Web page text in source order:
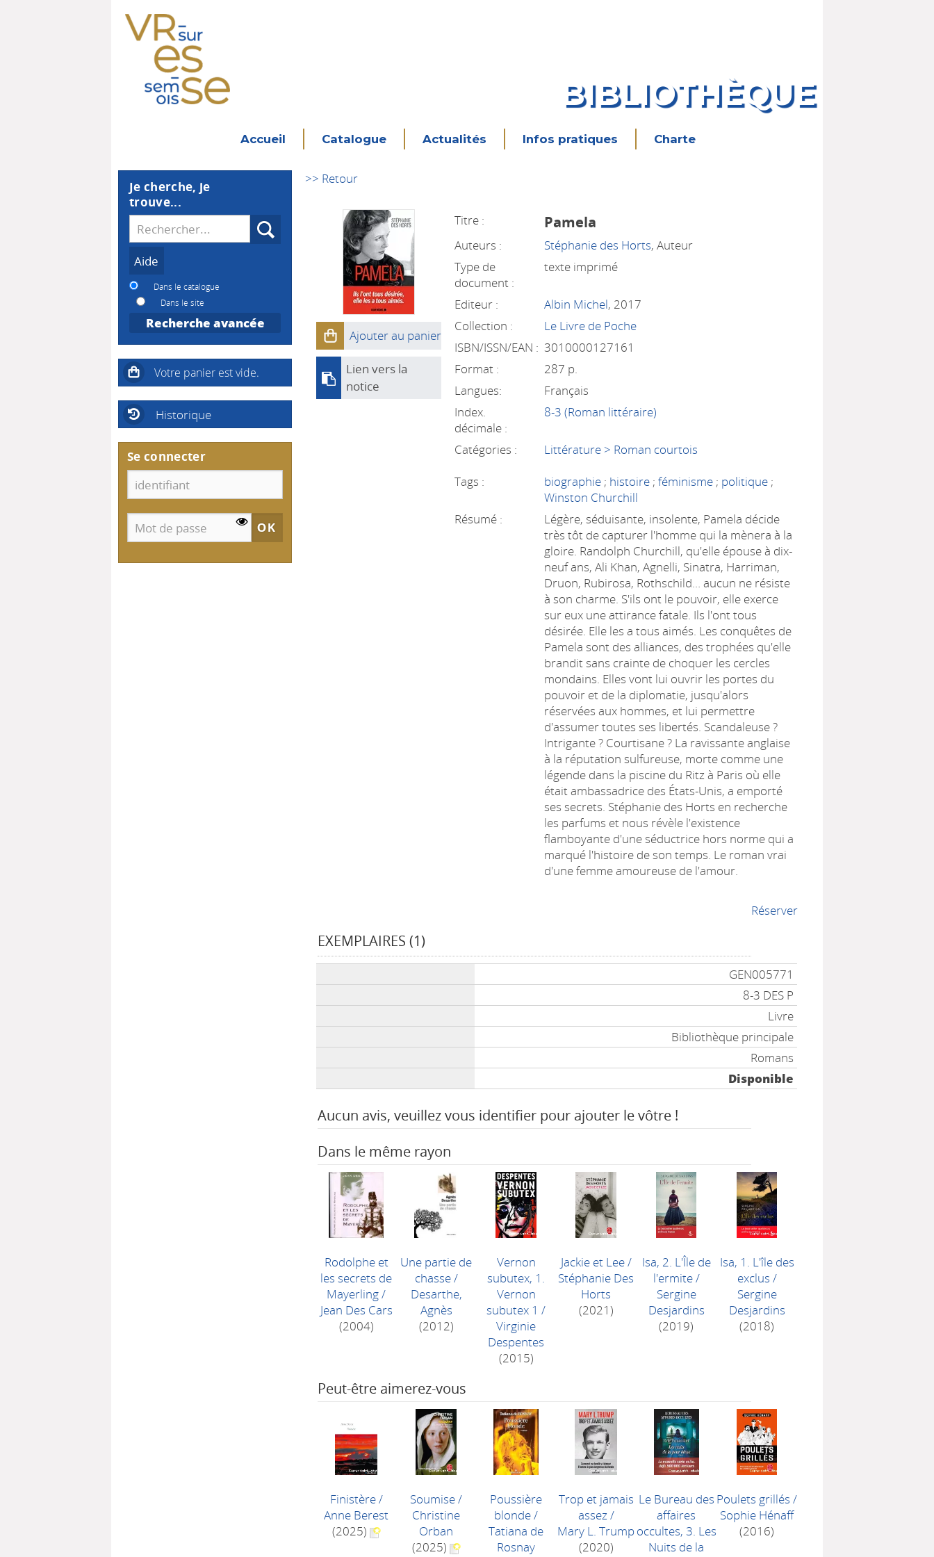
BIBLIOTHÈQUE
Accueil Catalogue Actualités Infos pratiques Charte
>> Retour
Ajouter au panier
Lien vers la
notice
Titre : Pamela
Auteurs : Stéphanie des Horts, Auteur
Type de
document :
texte imprimé
Editeur : Albin Michel, 2017
Collection :
Le Livre de Poche
ISBN/ISSN/EAN : 3010000127161
Format :
287 p.
Langues:
Français
Index.
décimale :
8-3 (Roman littéraire)
Catégories :
Littérature > Roman courtois
Tags :
biographie ; histoire ;féminisme ; politique ;
Winston Churchill
Résumé :
Légère, séduisante, insolente, Pamela décide
très tôt de capturer l'homme qui la mènera à la
gloire. Randolph Churchill, qu'elle épouse à dix-
neuf ans, Ali Khan, Agnelli, Sinatra, Harriman,
Druon, Rubirosa, Rothschild… aucun ne résiste
à son charme. S'ils ont le pouvoir, elle exerce
sur eux une attirance fatale. Ils l'ont tous
désirée. Elle les a tous aimés. Les conquêtes de
Pamela sont des alliances, des trophées qu'elle
brandit sans crainte de choquer les cercles
mondains. Elles vont lui ouvrir les portes du
pouvoir et de la diplomatie, jusqu'alors
réservées aux hommes, et lui permettre
d'assumer toutes ses libertés. Scandaleuse ?
Intrigante ? Courtisane ? La ravissante anglaise
à la réputation sulfureuse, morte comme une
légende dans la piscine du Ritz à Paris où elle
était ambassadrice des États-Unis, a emporté
ses secrets. Stéphanie des Horts en recherche
les parfums et nous révèle l'existence
flamboyante d'une séductrice hors norme qui a
marqué l'histoire de son temps. Le roman vrai
d'une femme amoureuse de l'amour.
Réserver
EXEMPLAIRES (1)
GEN005771
8-3 DES P
Livre
Bibliothèque principale
Romans
Disponible
Aucun avis, veuillez vous identifier pour ajouter le vôtre !
Dans le même rayon
Rodolphe et
les secrets de
Mayerling/
Jean Des Cars
(2004)
Une partie de
chasse/
Desarthe,
Agnès
(2012)
Vernon
subutex, 1.
Vernon
subutex 1 /
Virginie
Despentes
(2015)
Jackie et Lee/
Stéphanie Des
Horts
(2021)
Isa, 2. L'Île de
l'ermite/
Sergine
Desjardins
(2019)
Isa, 1. L'île des
exclus /
Sergine
Desjardins
(2018)
Peut-être aimerez-vous
Finistère/
Anne Berest
(2025)
Soumise/
Christine
Orban
(2025)
Poussière
blonde/
Tatiana de
Rosnay
Trop et jamais
assez/
Mary L. Trump
(2020)
Le Bureau des
affaires
occultes, 3. Les
Nuits de la
Poulets grillés /
Sophie Hénaff
(2016)
Je cherche, je
trouve...
Recherche
Dans le catalogue
Dans le site
Recherche avancée
Historique
Se connecter